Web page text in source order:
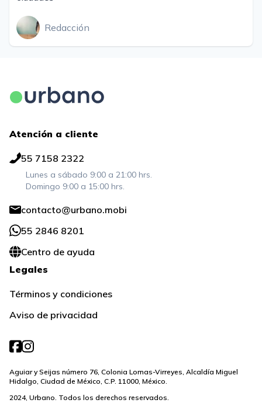
Redacción
Aguiar y Seijas número 76, Colonia Lomas-Virreyes, Alcaldía Miguel
Hidalgo, Ciudad de México, C.P. 11000, México.
2024, Urbano. Todos los derechos reservados.
Legales
Términos y condiciones
Aviso de privacidad
Atención a cliente
55 7158 2322
Lunes a sábado 9:00 a 21:00 hrs.
Domingo 9:00 a 15:00 hrs.
contacto@urbano.mobi
55 2846 8201
Centro de ayuda